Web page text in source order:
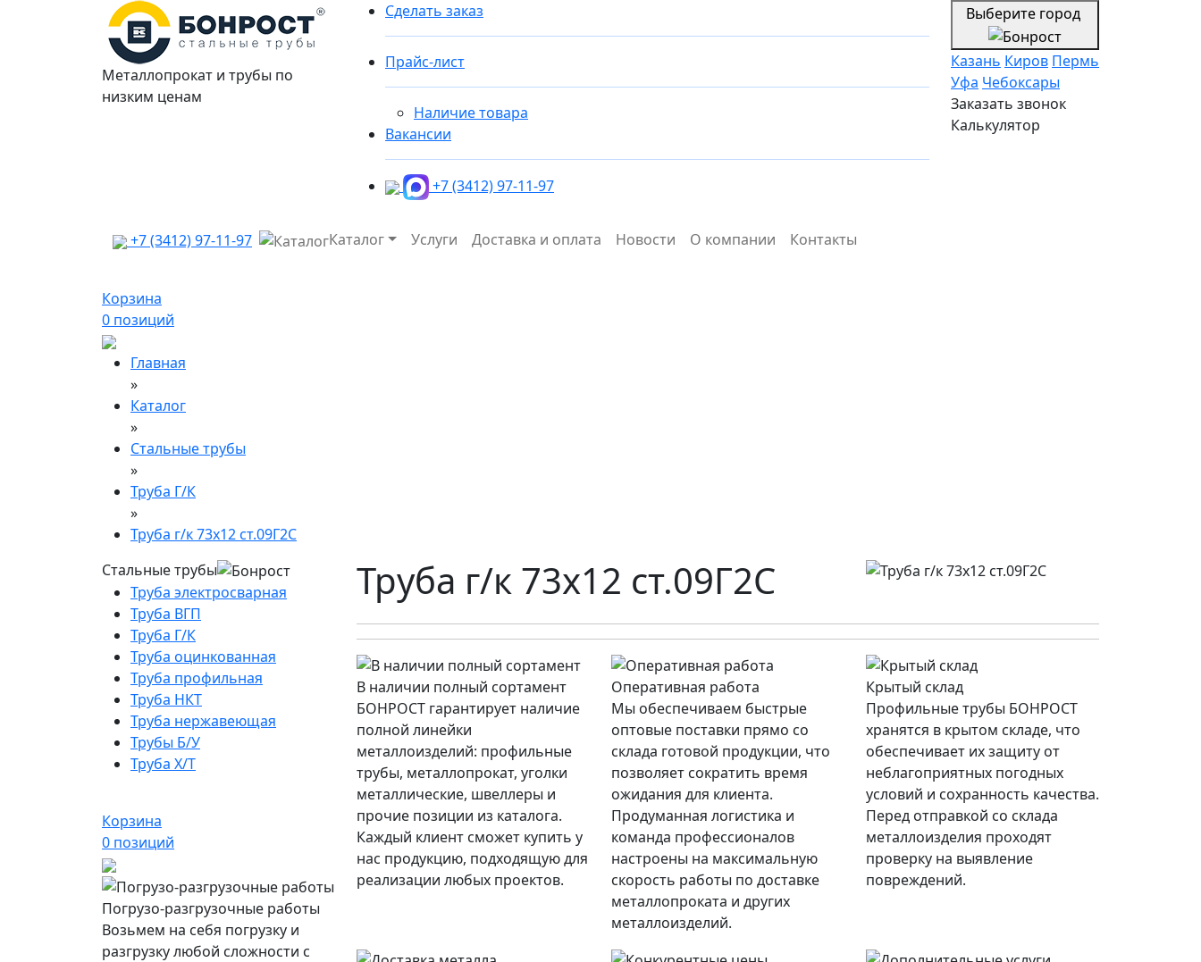
Металлопрокат и трубы по
низким ценам
Сделать заказ
Прайс-лист
Наличие товара
Вакансии
+7 (3412) 97-11-97
Выберите город
Казань Киров Пермь
Уфа Чебоксары
Заказать звонок
Калькулятор
+7 (3412) 97-11-97 Каталог Услуги Доставка и оплата Новости О компании Контакты
Корзина
0 позиций
Главная
»
Каталог
»
Стальные трубы
»
Труба Г/К
»
Труба г/к 73х12 ст.09Г2С
Стальные трубы
Труба электросварная
Труба ВГП
Труба Г/К
Труба оцинкованная
Труба профильная
Труба НКТ
Труба нержавеющая
Трубы Б/У
Труба Х/Т
Корзина
0 позиций
Погрузо-разгрузочные работы
Возьмем на себя погрузку и
разгрузку любой сложности с
Труба г/к 73х12 ст.09Г2С
В наличии полный сортамент
БОНРОСТ гарантирует наличие
полной линейки
металлоизделий: профильные
трубы, металлопрокат, уголки
металлические, швеллеры и
прочие позиции из каталога.
Каждый клиент сможет купить у
нас продукцию, подходящую для
реализации любых проектов.
Оперативная работа
Мы обеспечиваем быстрые
оптовые поставки прямо со
склада готовой продукции, что
позволяет сократить время
ожидания для клиента.
Продуманная логистика и
команда профессионалов
настроены на максимальную
скорость работы по доставке
металлопроката и других
металлоизделий.
Крытый склад
Профильные трубы БОНРОСТ
хранятся в крытом складе, что
обеспечивает их защиту от
неблагоприятных погодных
условий и сохранность качества.
Перед отправкой со склада
металлоизделия проходят
проверку на выявление
повреждений.